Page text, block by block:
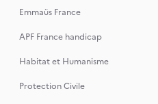
Emmaüs France
APF France handicap
Habitat et Humanisme
Protection Civile